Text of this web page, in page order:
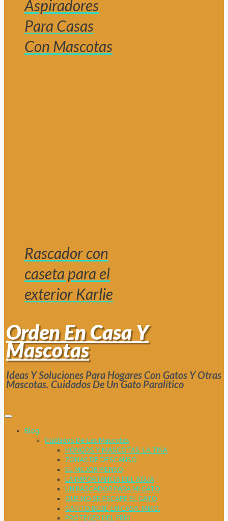
Aspiradores
Para Casas
Con Mascotas
Rascador con
caseta para el
exterior Karlie
Orden En Casa Y
Mascotas
Ideas Y Soluciones Para Hogares Con Gatos Y Otras
Mascotas. Cuidados De Un Gato Paralítico
Blog
Cuidados De Las Mascotas
HONGOS Y MASCOTAS. LA TIÑA
ZONAS DE DESCANSO
EL MEJOR PIENSO
LA IMPORTANCIA DEL AGUA
UN RASCADOR PARA MI GATO
QUE NO SE ESCAPE EL GATO
GATITO BEBÉ EN CASA. MIKO.
PROTEGER DEL FRÍO